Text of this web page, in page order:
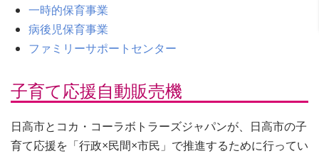
一時的保育事業
病後児保育事業
ファミリーサポートセンター
子育て応援自動販売機
日高市とコカ・コーラボトラーズジャパンが、日高市の子
育て応援を「行政×民間×市民」で推進するために行ってい